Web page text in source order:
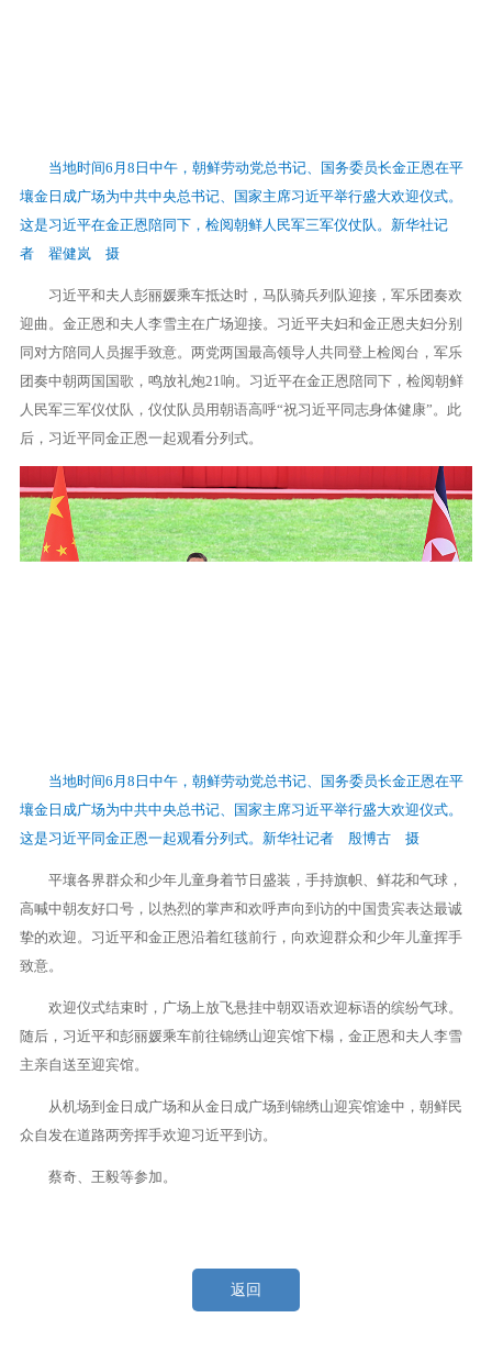
当地时间6月8日中午，朝鲜劳动党总书记、国务委员长金正恩在平
壤金日成广场为中共中央总书记、国家主席习近平举行盛大欢迎仪式。
这是习近平在金正恩陪同下，检阅朝鲜人民军三军仪仗队。新华社记
者 翟健岚 摄
习近平和夫人彭丽媛乘车抵达时，马队骑兵列队迎接，军乐团奏欢
迎曲。金正恩和夫人李雪主在广场迎接。习近平夫妇和金正恩夫妇分别
同对方陪同人员握手致意。两党两国最高领导人共同登上检阅台，军乐
团奏中朝两国国歌，鸣放礼炮21响。习近平在金正恩陪同下，检阅朝鲜
人民军三军仪仗队，仪仗队员用朝语高呼“祝习近平同志身体健康”。此
后，习近平同金正恩一起观看分列式。
当地时间6月8日中午，朝鲜劳动党总书记、国务委员长金正恩在平
壤金日成广场为中共中央总书记、国家主席习近平举行盛大欢迎仪式。
这是习近平同金正恩一起观看分列式。新华社记者 殷博古 摄
平壤各界群众和少年儿童身着节日盛装，手持旗帜、鲜花和气球，
高喊中朝友好口号，以热烈的掌声和欢呼声向到访的中国贵宾表达最诚
挚的欢迎。习近平和金正恩沿着红毯前行，向欢迎群众和少年儿童挥手
致意。
欢迎仪式结束时，广场上放飞悬挂中朝双语欢迎标语的缤纷气球。
随后，习近平和彭丽媛乘车前往锦绣山迎宾馆下榻，金正恩和夫人李雪
主亲自送至迎宾馆。
从机场到金日成广场和从金日成广场到锦绣山迎宾馆途中，朝鲜民
众自发在道路两旁挥手欢迎习近平到访。
蔡奇、王毅等参加。
返回